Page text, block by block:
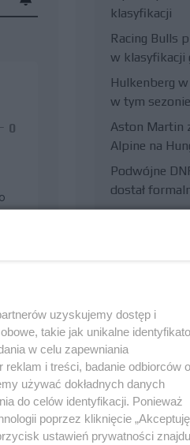
0
0
klasyfikacji
Racing Bulls
w klasyfikacji
Hulkenberg
w tym sezonie
Aston Martin
Alpine na
Podwójne
dostał
Hungaroring
Więcej
uzyskujemy dostęp i
takie jak unikalne
w celu zapewniania
i treści, badanie odbiorców
używać dokładnych danych
do celów identyfikacji. Ponieważ
poprzez kliknięcie
ustawień prywatności